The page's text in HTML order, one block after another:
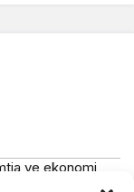
ve ekonomi
bilgilendirici